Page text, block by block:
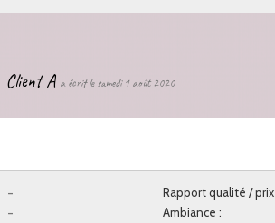
Client A a écrit le samedi 1 août 2020
- Rapport qualité / prix
- Ambiance :